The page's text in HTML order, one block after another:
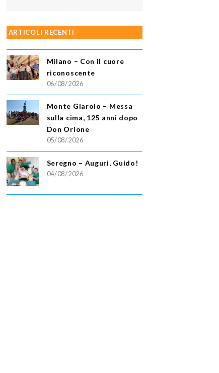
ARTICOLI RECENTI
Milano – Con il cuore
riconoscente
06/08/2026
Monte Giarolo – Messa
sulla cima, 125 anni dopo
Don Orione
05/08/2026
Seregno – Auguri, Guido!
04/08/2026